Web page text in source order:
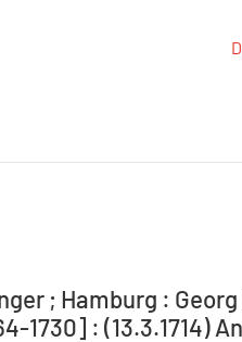
; Hamburg :
: (13.3.1714)